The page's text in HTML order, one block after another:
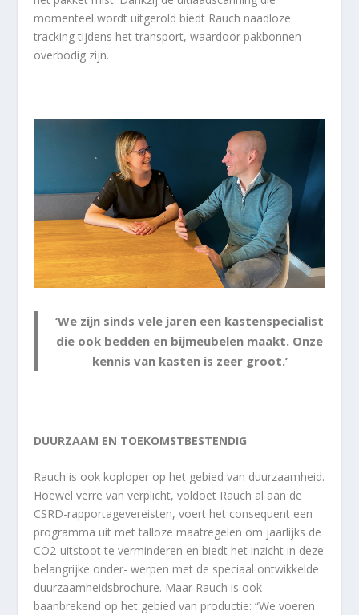
momenteel wordt uitgerold biedt Rauch naadloze
tracking tijdens het transport, waardoor pakbonnen
overbodig zijn.
‘We zijn sinds vele jaren een kastenspecialist
die ook bedden en bijmeubelen maakt. Onze
kennis van kasten is zeer groot.’
DUURZAAM EN TOEKOMSTBESTENDIG
Rauch is ook koploper op het gebied van duurzaamheid.
Hoewel verre van verplicht, voldoet Rauch al aan de
CSRD-rapportagevereisten, voert het consequent een
programma uit met talloze maatregelen om jaarlijks de
CO2-uitstoot te verminderen en biedt het inzicht in deze
belangrijke onder- werpen met de speciaal ontwikkelde
duurzaamheidsbrochure. Maar Rauch is ook
baanbrekend op het gebied van productie: “We voeren